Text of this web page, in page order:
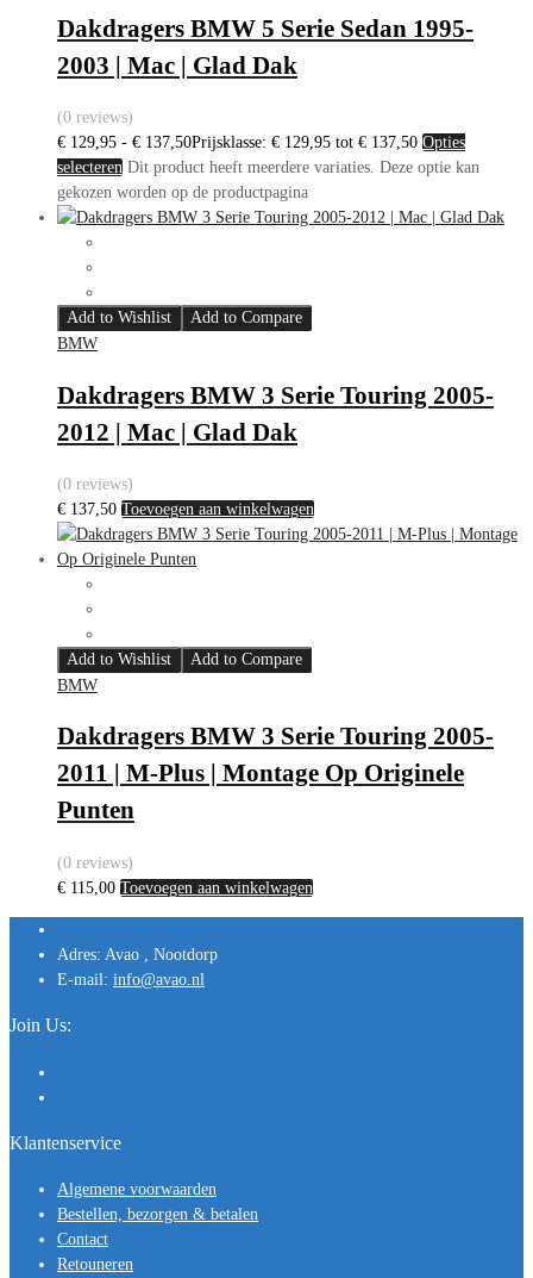
Dakdragers BMW 5 Serie Sedan 1995-
2003 | Mac | Glad Dak
(0 reviews)
€ 129,95 - € 137,50Prijsklasse: € 129,95 tot € 137,50 Opties
selecteren Dit product heeft meerdere variaties. Deze optie kan
gekozen worden op de productpagina
Add to Wishlist
Add to Compare
BMW
Dakdragers BMW 3 Serie Touring 2005-
2012 | Mac | Glad Dak
(0 reviews)
€ 137,50 Toevoegen aan winkelwagen
Add to Wishlist
Add to Compare
BMW
Dakdragers BMW 3 Serie Touring 2005-
2011 | M-Plus | Montage Op Originele
Punten
(0 reviews)
€ 115,00 Toevoegen aan winkelwagen
Adres: Avao , Nootdorp
E-mail: info@avao.nl
Join Us:
Klantenservice
Algemene voorwaarden
Bestellen, bezorgen & betalen
Contact
Retouneren